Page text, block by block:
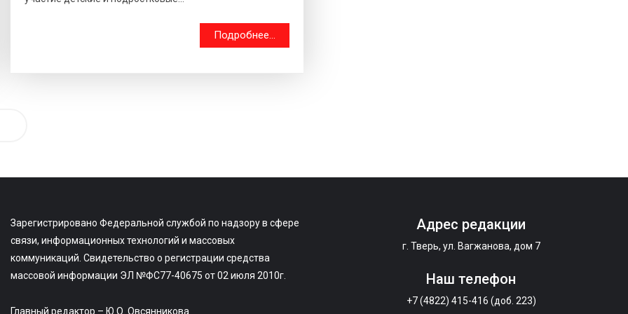
Подробнее...
Зарегистрировано Федеральной службой по надзору в сфере
связи, информационных технологий и массовых
коммуникаций. Свидетельство о регистрации средства
массовой информации ЭЛ №ФС77-40675 от 02 июля 2010г.
Главный редактор – Ю.О. Овсянникова
Адрес редакции
г. Тверь, ул. Вагжанова, дом 7
Наш телефон
+7 (4822) 415-416 (доб. 223)